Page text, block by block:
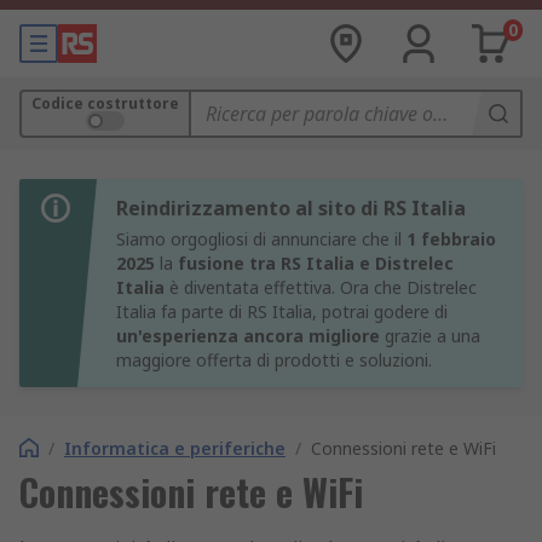
0
Codice costruttore
Reindirizzamento al sito di RS Italia
Siamo orgogliosi di annunciare che il 1 febbraio
2025 la fusione tra RS Italia e Distrelec
Italia è diventata effettiva. Ora che Distrelec
Italia fa parte di RS Italia, potrai godere di
un'esperienza ancora migliore grazie a una
maggiore offerta di prodotti e soluzioni.
/ Informatica e periferiche / Connessioni rete e WiFi
Connessioni rete e WiFi